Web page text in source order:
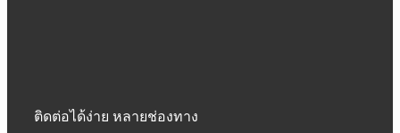
ติดต่อได้ง่าย หลายช่องทาง